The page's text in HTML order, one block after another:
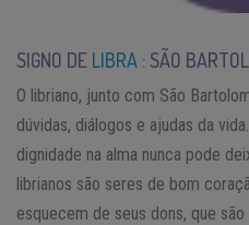
SIGNO DE LIBRA : SÃO
O libriano, junto com São
dúvidas, diálogos e ajudas da
dignidade na alma nunca pode
librianos são seres de bom
esquecem de seus dons, que